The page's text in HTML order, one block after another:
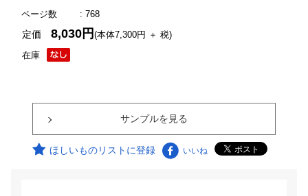
ページ数
: 768
在庫
定価8,030円(本体7,300円 ＋ 税)
サンプルを見る
ほしいものリストに登録 いいね